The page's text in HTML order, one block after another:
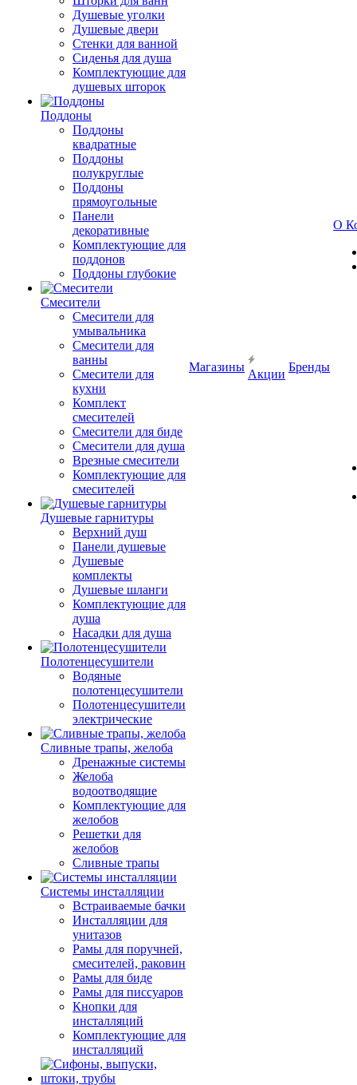
Душевые уголки
Душевые двери
Стенки для ванной
Сиденья для душа
Комплектующие для
душевых шторок
Поддоны
Поддоны
квадратные
Поддоны
полукруглые
Поддоны
прямоугольные
Панели
декоративные
Комплектующие для
поддонов
Поддоны глубокие
Смесители
Смесители для
умывальника
Смесители для
ванны
Смесители для
кухни
Комплект
смесителей
Смесители для биде
Смесители для душа
Врезные смесители
Комплектующие для
смесителей
Душевые гарнитуры
Верхний душ
Панели душевые
Душевые
комплекты
Душевые шланги
Комплектующие для
душа
Насадки для душа
Полотенцесушители
Водяные
полотенцесушители
Полотенцесушители
электрические
Сливные трапы, желоба
Дренажные системы
Желоба
водоотводящие
Комплектующие для
желобов
Решетки для
желобов
Сливные трапы
Системы инсталляции
Встраиваемые бачки
Инсталляции для
унитазов
Рамы для поручней,
смесителей, раковин
Рамы для биде
Рамы для писсуаров
Кнопки для
инсталляций
Комплектующие для
инсталляций
Магазины
Акции
Бренды
О